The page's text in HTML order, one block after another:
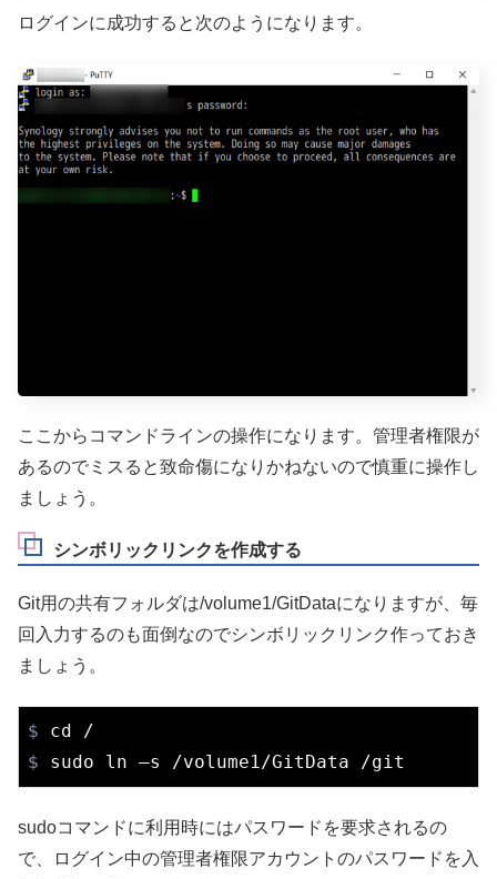
ログインに成功すると次のようになります。
ここからコマンドラインの操作になります。管理者権限が
あるのでミスると致命傷になりかねないので慎重に操作し
ましょう。
シンボリックリンクを作成する
Git用の共有フォルダは/volume1/GitDataになりますが、毎
回入力するのも面倒なのでシンボリックリンク作っておき
ましょう。
$ cd /
$ sudo ln –s /volume1/GitData /git
sudoコマンドに利用時にはパスワードを要求されるの
で、ログイン中の管理者権限アカウントのパスワードを入